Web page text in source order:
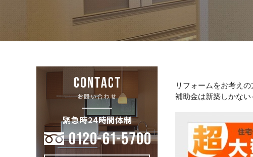
リフォームをお考え
補助金は新築しかない